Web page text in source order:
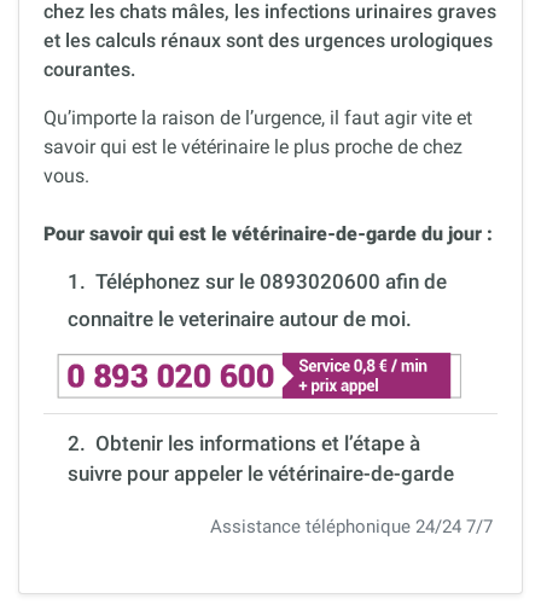
chez les chats mâles, les infections urinaires graves
et les calculs rénaux sont des urgences urologiques
courantes.
Qu’importe la raison de l’urgence, il faut agir vite et
savoir qui est le vétérinaire le plus proche de chez
vous.
Pour savoir qui est le vétérinaire-de-garde du jour :
1. Téléphonez sur le 0893020600 afin de
connaitre le veterinaire autour de moi.
2. Obtenir les informations et l’étape à
suivre pour appeler le vétérinaire-de-garde
Assistance téléphonique 24/24 7/7